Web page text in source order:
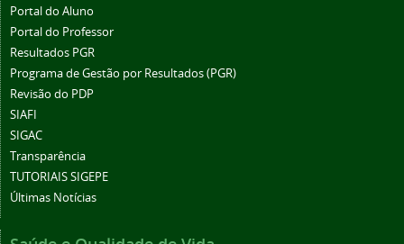
Portal do Aluno
Portal do Professor
Resultados PGR
Programa de Gestão por Resultados (PGR)
Revisão do PDP
SIAFI
SIGAC
Transparência
TUTORIAIS SIGEPE
Últimas Notícias